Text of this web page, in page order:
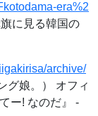
era%2
に見る韓国の
archive/
娘。） オフィ
ー! なのだ』 -